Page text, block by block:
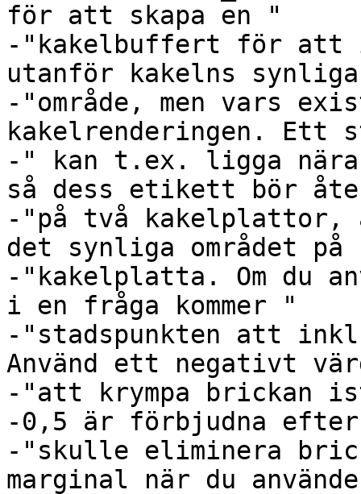
för att skapa en "
-"kakelbuffert för att
utanför kakelns
-"område, men vars
kakelrenderingen. Ett
-" kan t.ex. ligga
så dess etikett bör
-"på två kakelplattor,
det synliga området på
-"kakelplatta. Om du
i en fråga kommer "
-"stadspunkten att
Använd ett negativt
-"att krympa brickan
-0,5 är förbjudna
-"skulle eliminera
marginal när du